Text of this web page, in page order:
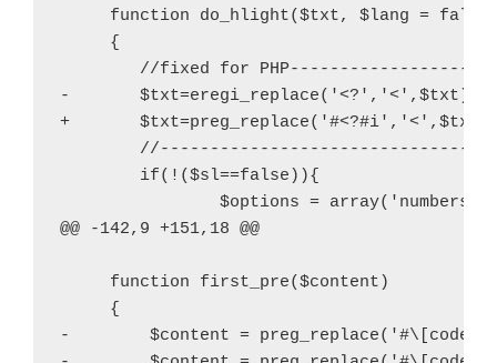
function do_hlight($txt, $lang =
     {
        //fixed for PHP--------------------
-       $txt=eregi_replace('<?','<',$txt);
+
        //---------------------------------
        if(!($sl==false)){
$options = array('numbers'
@@ -142,9 +151,18 @@
     function first_pre($content)
     {
-        $content =
Google Colaboratory上のPythonからのカメラ利用
AnacondaでOpenGL
Android Studio: AndroidX対応
行と列の覚え方
対数関連の公式
最近のコメント